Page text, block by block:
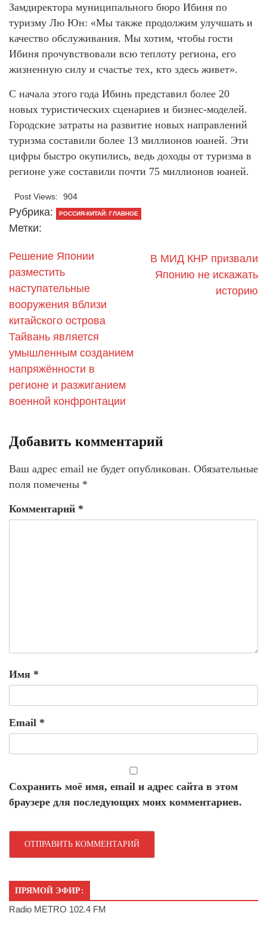
Замдиректора муниципального бюро Ибиня по
туризму Лю Юн: «Мы также продолжим улучшать и
качество обслуживания. Мы хотим, чтобы гости
Ибиня прочувствовали всю теплоту региона, его
жизненную силу и счастье тех, кто здесь живет».
С начала этого года Ибинь представил более 20
новых туристических сценариев и бизнес-моделей.
Городские затраты на развитие новых направлений
туризма составили более 13 миллионов юаней. Эти
цифры быстро окупились, ведь доходы от туризма в
регионе уже составили почти 75 миллионов юаней.
Post Views: 904
Рубрика: РОССИЯ-КИТАЙ: ГЛАВНОЕ
Метки:
Решение Японии
разместить
наступательные
вооружения вблизи
китайского острова
Тайвань является
умышленным созданием
напряжённости в
регионе и разжиганием
военной конфронтации
В МИД КНР призвали
Японию не искажать
историю
Добавить комментарий
Ваш адрес email не будет опубликован. Обязательные
поля помечены *
Комментарий *
Имя *
Email *
Сохранить моё имя, email и адрес сайта в этом
браузере для последующих моих комментариев.
ПРЯМОЙ ЭФИР:
Radio METRO 102.4 FM